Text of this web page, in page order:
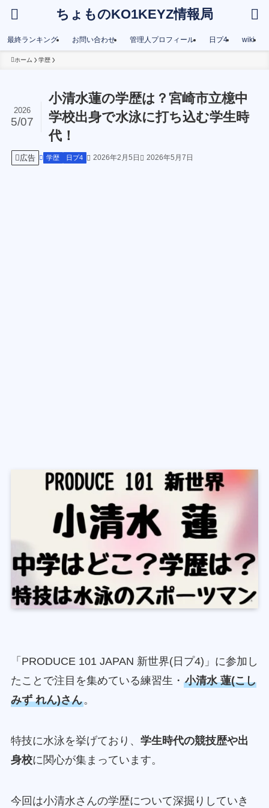
ちょものKO1KEYZ情報局
最終ランキング お問い合わせ 管理人プロフィール 日プ4 wiki
ホーム 学歴
小清水蓮の学歴は？宮崎市立檍中
学校出身で水泳に打ち込む学生時
代！
2026
5/07
広告 学歴 日プ4 2026年2月5日 2026年5月7日
「PRODUCE 101 JAPAN 新世界(日プ4)」に参加し
たことで注目を集めている練習生・ 小清水 蓮(こし
みず れん)さん。
特技に水泳を挙げており、 学生時代の競技歴や出
身校に関心が集まっています。
今回は小清水さんの学歴について深掘りしていき